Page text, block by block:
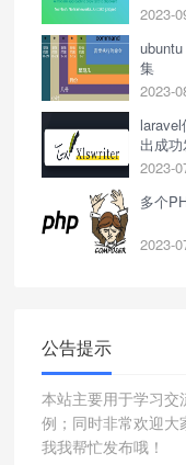
2023-
集
2023-
出成
2023-
多个
2023-
公告提示
本站主要用于学习
例；同时非常欢迎
我我帮忙发布哦！